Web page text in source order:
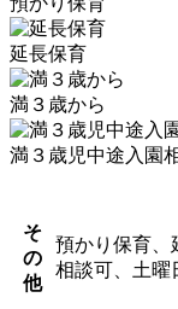
延長保育
満３歳から
満３歳児中途入園
そ
の
他
預かり保育、
相談可、土曜